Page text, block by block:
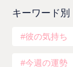
キーワード別
彼の気持ち
今週の運勢